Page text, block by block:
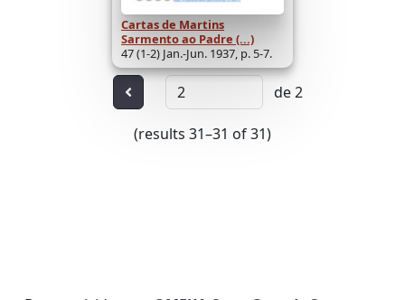
Cartas de Martins
Sarmento ao Padre (...)
47 (1-2) Jan.-Jun. 1937, p. 5-7.
Anterior de 2
(results 31–31 of 31)